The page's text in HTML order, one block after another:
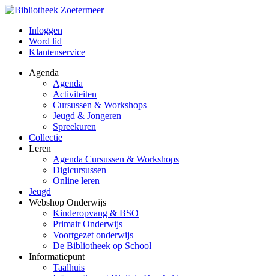
Inloggen
Word lid
Klantenservice
Agenda
Agenda
Activiteiten
Cursussen & Workshops
Jeugd & Jongeren
Spreekuren
Collectie
Leren
Agenda Cursussen & Workshops
Digicursussen
Online leren
Jeugd
Webshop Onderwijs
Kinderopvang & BSO
Primair Onderwijs
Voortgezet onderwijs
De Bibliotheek op School
Informatiepunt
Taalhuis